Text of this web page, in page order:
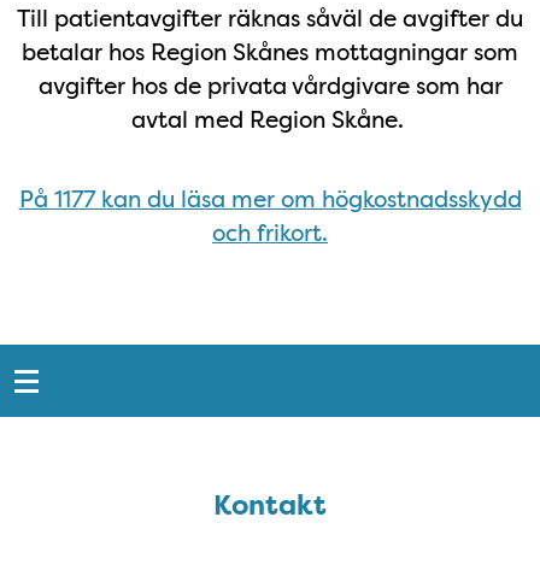
Till patientavgifter räknas såväl de avgifter du
betalar hos Region Skånes mottagningar som
avgifter hos de privata vårdgivare som har
avtal med Region Skåne.
På 1177 kan du läsa mer om högkostnadsskydd
och frikort.
Snabblänkar
Kontakt